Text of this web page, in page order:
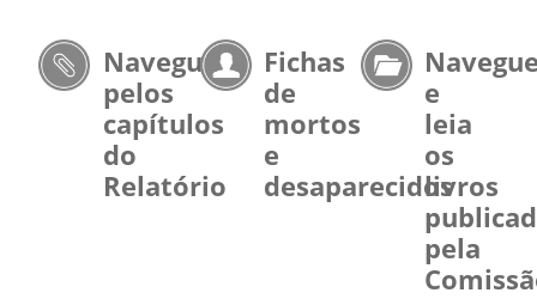
Navegue
pelos
capítulos
do
Relatório
Fichas
de
mortos
e
desaparecidos
e
leia
os
livros
pela